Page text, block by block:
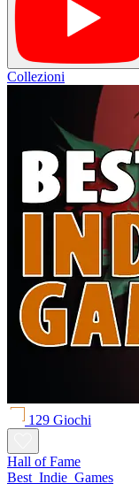
Collezioni
129 Giochi
Hall of Fame
Best_Indie_Games